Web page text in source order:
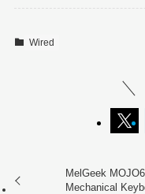
Wired
MelGeek
Mechanical